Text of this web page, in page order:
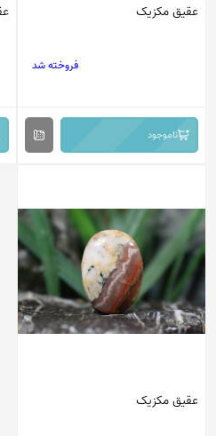
عقیق مکزیک
فروخته شد
ناموجود
عقیق مکزیک